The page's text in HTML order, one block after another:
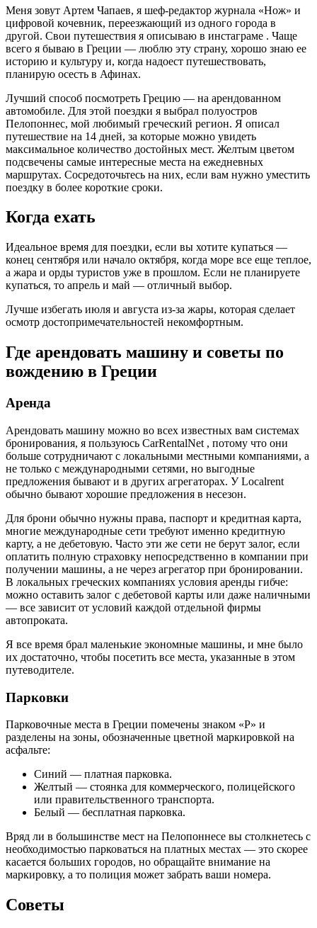
Меня зовут Артем Чапаев, я шеф-редактор журнала «Нож» и
цифровой кочевник, переезжающий из одного города в
другой. Свои путешествия я описываю в инстаграме . Чаще
всего я бываю в Греции — люблю эту страну, хорошо знаю ее
историю и культуру и, когда надоест путешествовать,
планирую осесть в Афинах.
Лучший способ посмотреть Грецию — на арендованном
автомобиле. Для этой поездки я выбрал полуостров
Пелопоннес, мой любимый греческий регион. Я описал
путешествие на 14 дней, за которые можно увидеть
максимальное количество достойных мест. Желтым цветом
подсвечены самые интересные места на ежедневных
маршрутах. Сосредоточьтесь на них, если вам нужно уместить
поездку в более короткие сроки.
Когда ехать
Идеальное время для поездки, если вы хотите купаться —
конец сентября или начало октября, когда море все еще теплое,
а жара и орды туристов уже в прошлом. Если не планируете
купаться, то апрель и май — отличный выбор.
Лучше избегать июля и августа из-за жары, которая сделает
осмотр достопримечательностей некомфортным.
Где арендовать машину и советы по
вождению в Греции
Аренда
Арендовать машину можно во всех известных вам системах
бронирования, я пользуюсь CarRentalNet , потому что они
больше сотрудничают с локальными местными компаниями, а
не только с международными сетями, но выгодные
предложения бывают и в других агрегаторах. У Localrent
обычно бывают хорошие предложения в несезон.
Для брони обычно нужны права, паспорт и кредитная карта,
многие международные сети требуют именно кредитную
карту, а не дебетовую. Часто эти же сети не берут залог, если
оплатить полную страховку непосредственно в компании при
получении машины, а не через агрегатор при бронировании.
В локальных греческих компаниях условия аренды гибче:
можно оставить залог с дебетовой карты или даже наличными
— все зависит от условий каждой отдельной фирмы
автопроката.
Я все время брал маленькие экономные машины, и мне было
их достаточно, чтобы посетить все места, указанные в этом
путеводителе.
Парковки
Парковочные места в Греции помечены знаком «P» и
разделены на зоны, обозначенные цветной маркировкой на
асфальте:
Синий — платная парковка.
Желтый — стоянка для коммерческого, полицейского
или правительственного транспорта.
Белый — бесплатная парковка.
Вряд ли в большинстве мест на Пелопоннесе вы столкнетесь с
необходимостью парковаться на платных местах — это скорее
касается больших городов, но обращайте внимание на
маркировку, а то полиция может забрать ваши номера.
Советы